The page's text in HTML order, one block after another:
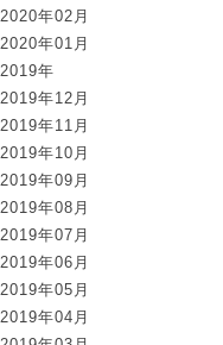
2020年02月
2020年01月
2019年
2019年12月
2019年11月
2019年10月
2019年09月
2019年08月
2019年07月
2019年06月
2019年05月
2019年04月